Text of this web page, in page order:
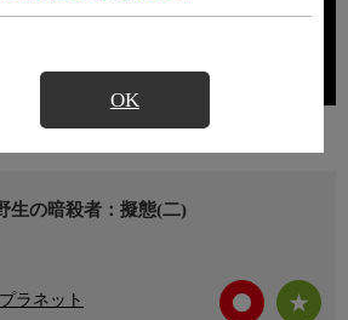
OK
生の暗殺者：擬態(二)
ラネット